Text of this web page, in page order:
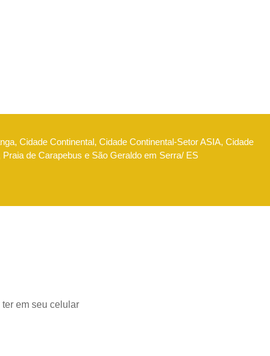
Cidade Continental, Cidade Continental-Setor ASIA, Cidade
de Carapebus e São Geraldo em Serra/ ES
em seu celular